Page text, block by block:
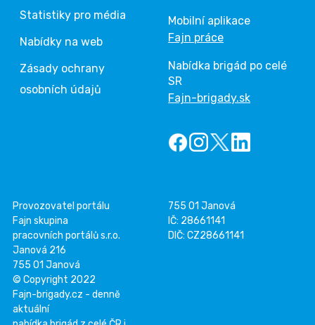
Statistiky pro média
Nabídky na web
Zásady ochrany
osobních údajů
Mobilní aplikace
Fajn práce
Nabídka brigád po celé
SR
Fajn-brigady.sk
Provozovatel portálu
Fajn skupina
pracovních portálů s.r.o.
Janová 216
755 01 Janová
755 01 Janová
IČ: 28661141
DIČ: CZ28661141
© Copyright 2022
Fajn-brigady.cz - denně
aktuální